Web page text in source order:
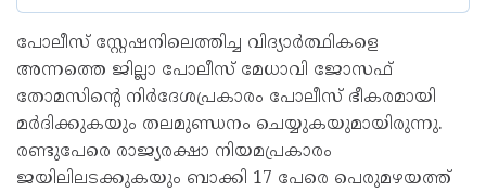
പോലീസ് സ്റ്റേഷനിലെത്തിച്ച വിദ്യാര്‍ത്ഥികളെ
അന്നത്തെ ജില്ലാ പോലീസ് മേധാവി ജോസഫ്
തോമസിന്റെ നിര്‍ദേശപ്രകാരം പോലീസ് ഭീകരമായി
മര്‍ദിക്കുകയും തലമുണ്ഡനം ചെയ്യുകയുമായിരുന്നു.
രണ്ടുപേരെ രാജ്യരക്ഷാ നിയമപ്രകാരം
ജയിലിലടക്കുകയും ബാക്കി 17 പേരെ പെരുമഴയത്ത്